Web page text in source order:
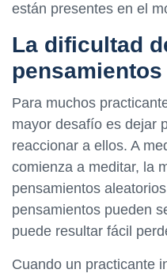
están presentes en el
La dificultad
pensamientos
Para muchos
mayor desafío es dejar
reaccionar a ellos. A
comienza a meditar, la
pensamientos
pensamientos pueden
puede resultar fácil
Cuando un practicante